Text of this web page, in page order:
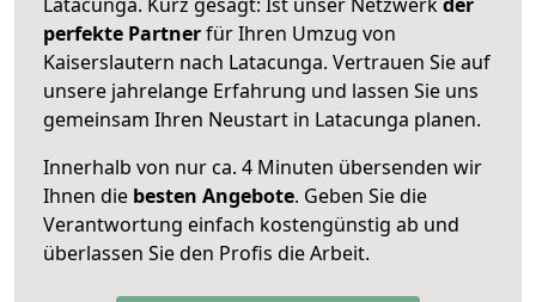
perfekte Partnerfür Ihren Umzug von
Kaiserslautern nach Latacunga. Vertrauen Sie auf
unsere jahrelange Erfahrung und lassen Sie uns
gemeinsam Ihren Neustart in Latacunga planen.
Innerhalb von nur ca. 4 Minuten übersenden wir
Ihnen die besten Angebote. Geben Sie die
Verantwortung einfach kostengünstig ab und
überlassen Sie den Profis die Arbeit.